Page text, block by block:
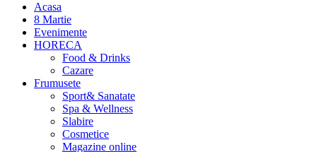
Acasa
8 Martie
Evenimente
HORECA
Food & Drinks
Cazare
Frumusete
Sport& Sanatate
Spa & Wellness
Slabire
Cosmetice
Magazine online